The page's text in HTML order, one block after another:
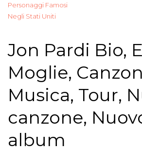
Personaggi Famosi
Negli Stati Uniti
Jon Pardi Bio,
Moglie,
Musica, Tour,
canzone,
album